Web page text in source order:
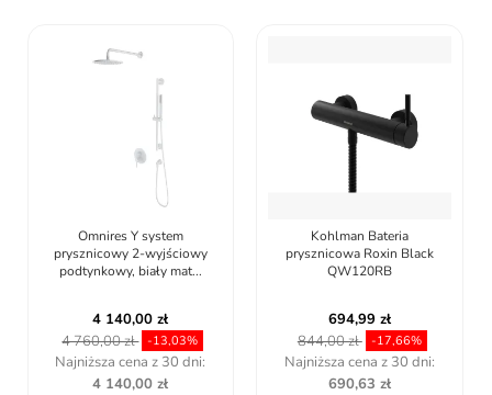
Omnires Y system
prysznicowy 2-wyjściowy
podtynkowy, biały mat...
4 140,00 zł
4 760,00 zł -13,03%
Najniższa cena z 30 dni:
4 140,00 zł
Kohlman Bateria
prysznicowa Roxin Black
QW120RB
694,99 zł
844,00 zł
-17,66%
Najniższa cena z 30 dni:
690,63 zł